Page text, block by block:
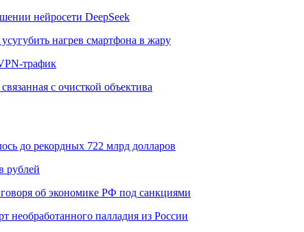
нейросети DeepSeek
нагрев смартфона в жару
трафик
с очисткой объектива
до рекордных 722 млрд долларов
рублей
об экономике РФ под санкциями
палладия из России